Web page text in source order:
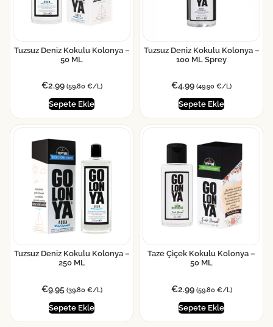
Tuzsuz Deniz Kokulu Kolonya –
50 ML
€2.99 (59.80 €/L)
Sepete Ekle
Tuzsuz Deniz Kokulu Kolonya –
100 ML Sprey
€4.99 (49.90 €/L)
Sepete Ekle
Tuzsuz Deniz Kokulu Kolonya –
250 ML
€9.95 (39.80 €/L)
Sepete Ekle
Taze Çiçek Kokulu Kolonya –
50 ML
€2.99 (59.80 €/L)
Sepete Ekle